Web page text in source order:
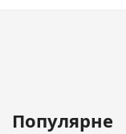
Популярне